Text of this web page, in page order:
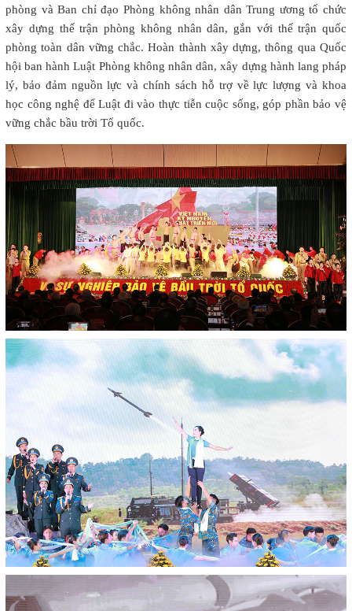
phòng và Ban chỉ đạo Phòng không nhân dân Trung ương tổ chức
xây dựng thế trận phòng không nhân dân, gắn với thế trận quốc
phòng toàn dân vững chắc. Hoàn thành xây dựng, thông qua Quốc
hội ban hành Luật Phòng không nhân dân, xây dựng hành lang pháp
lý, bảo đảm nguồn lực và chính sách hỗ trợ về lực lượng và khoa
học công nghệ để Luật đi vào thực tiễn cuộc sống, góp phần bảo vệ
vững chắc bầu trời Tổ quốc.